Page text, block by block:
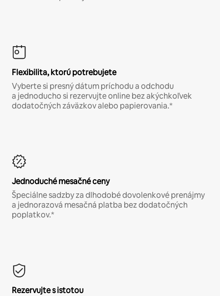
Flexibilita, ktorú potrebujete
Vyberte si presný dátum príchodu a odchodu
a jednoducho si rezervujte online bez akýchkoľvek
dodatočných záväzkov alebo papierovania.*
Jednoduché mesačné ceny
Špeciálne sadzby za dlhodobé dovolenkové prenájmy
a jednorazová mesačná platba bez dodatočných
poplatkov.*
Rezervujte s istotou